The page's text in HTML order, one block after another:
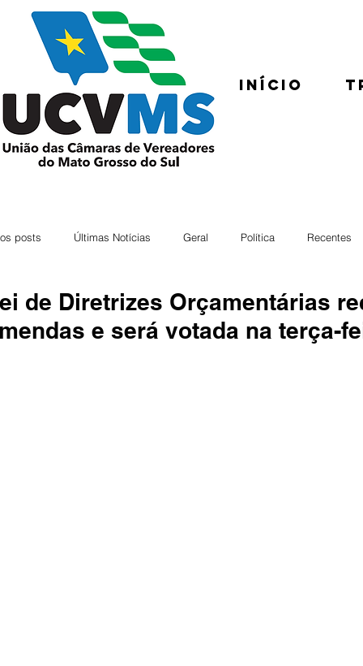
Início
posts Últimas Notícias Geral Política Recentes
de Diretrizes Orçamentárias
e será votada na terça-